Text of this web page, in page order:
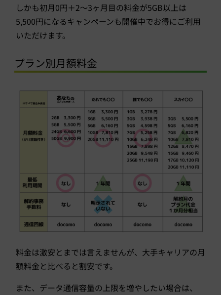
しかも初月0円＋2～3ヶ月目の料金が5GB以上は
5,500円になるキャンペーンも開催中でお得にご利用
いただけます。
プラン別月額料金
料金は激安とまでは言えませんが、大手キャリアの月
額料金と比べると割安です。
また、データ通信容量の上限を増やしたい場合は、